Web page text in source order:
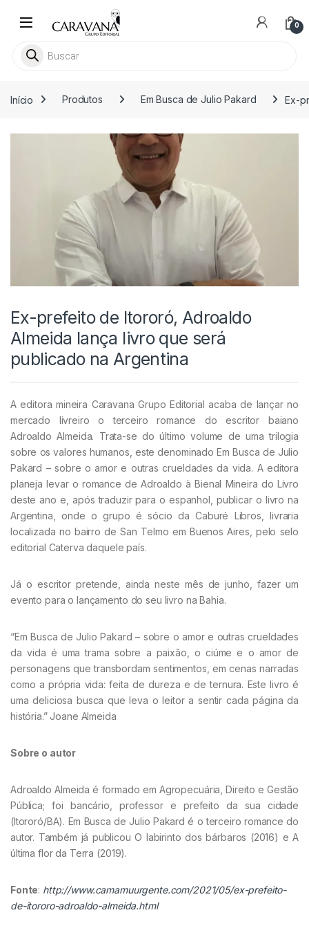
0
Pesquisar livros
Início Produtos Em Busca de Julio Pakard Ex-
Ex-prefeito de Itororó, Adroaldo
Almeida lança livro que será
publicado na Argentina
A editora mineira Caravana Grupo Editorial acaba de lançar no
mercado livreiro o terceiro romance do escritor baiano
Adroaldo Almeida. Trata-se do último volume de uma trilogia
sobre os valores humanos, este denominado Em Busca de Julio
Pakard – sobre o amor e outras crueldades da vida. A editora
planeja levar o romance de Adroaldo à Bienal Mineira do Livro
deste ano e, após traduzir para o espanhol, publicar o livro na
Argentina, onde o grupo é sócio da Caburé Libros, livraria
localizada no bairro de San Telmo em Buenos Aires, pelo selo
editorial Caterva daquele país.
Já o escritor pretende, ainda neste mês de junho, fazer um
evento para o lançamento do seu livro na Bahia.
“Em Busca de Julio Pakard – sobre o amor e outras crueldades
da vida é uma trama sobre a paixão, o ciúme e o amor de
personagens que transbordam sentimentos, em cenas narradas
como a própria vida: feita de dureza e de ternura. Este livro é
uma deliciosa busca que leva o leitor a sentir cada página da
história.” Joane Almeida
Sobre o autor
Adroaldo Almeida é formado em Agropecuária, Direito e Gestão
Pública; foi bancário, professor e prefeito da sua cidade
(Itororó/BA). Em Busca de Julio Pakard é o terceiro romance do
autor. Também já publicou O labirinto dos bárbaros (2016) e A
última flor da Terra (2019).
Fonte: http://www.camamuurgente.com/2021/05/ex-prefeito-
de-itororo-adroaldo-almeida.html